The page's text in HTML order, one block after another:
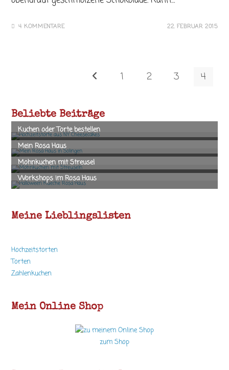
4 KOMMENTARE 22. FEBRUAR 2015
Zur vorherigen Seite
1 2 3 4
Beliebte Beiträge
Meine Lieblingslisten
Hochzeitstorten
Torten
Zahlenkuchen
Mein Online Shop
zum Shop